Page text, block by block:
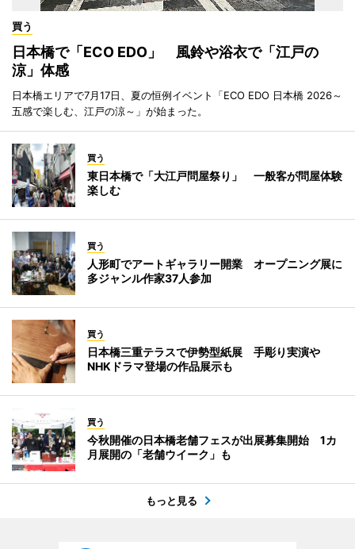
買う
日本橋で「ECO EDO」 風鈴や浴衣で「江戸の
涼」体感
日本橋エリアで7月17日、夏の恒例イベント「ECO EDO 日本橋 2026～
五感で楽しむ、江戸の涼～」が始まった。
買う
東日本橋で「大江戸問屋祭り」 一般客が問屋体験
楽しむ
買う
人形町でアートギャラリー開業 オープニング展に
多ジャンル作家37人参加
買う
日本橋三重テラスで伊勢型紙展 手彫り実演や
NHKドラマ登場の作品展示も
買う
今秋開催の日本橋老舗フェスが出展募集開始 1カ
月展開の「老舗ウイーク」も
もっと見る